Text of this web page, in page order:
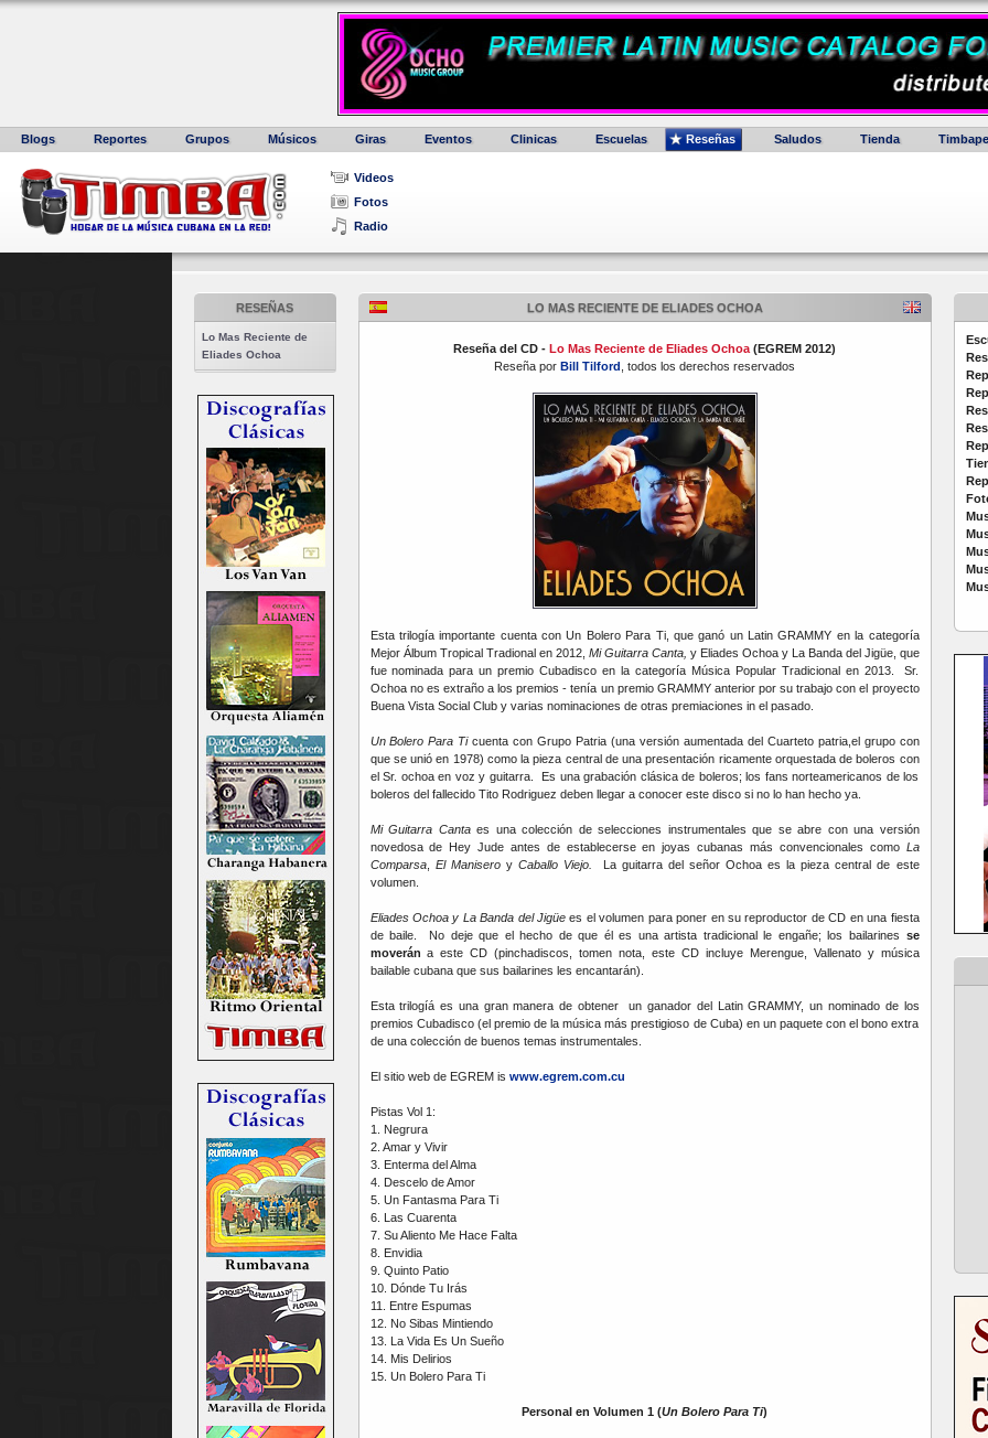
Blogs Reportes Grupos Músicos Giras Eventos Clinicas Escuelas Reseñas Saludos Tienda
Videos
Fotos
Radio
RESEÑAS
Lo Mas Reciente de
Eliades Ochoa
LO MAS RECIENTE DE ELIADES OCHOA
Reseña del CD - Lo Mas Reciente de Eliades Ochoa (EGREM 2012)
Reseña por Bill Tilford , todos los derechos reservados
Esta trilogía importante cuenta con Un Bolero Para Ti, que ganó un Latin GRAMMY en la categoría
Mejor Álbum Tropical Tradional en 2012, Mi Guitarra Canta, y Eliades Ochoa y La Banda del Jigüe, que
fue nominada para un premio Cubadisco en la categoría Música Popular Tradicional en 2013. Sr.
Ochoa no es extraño a los premios - tenía un premio GRAMMY anterior por su trabajo con el proyecto
Buena Vista Social Club y varias nominaciones de otras premiaciones in el pasado.
Un Bolero Para Ticuenta con Grupo Patria (una versión aumentada del Cuarteto patria,el grupo con
que se unió en 1978) como la pieza central de una presentación ricamente orquestada de boleros con
el Sr. ochoa en voz y guitarra. Es una grabación clásica de boleros; los fans norteamericanos de los
boleros del fallecido Tito Rodriguez deben llegar a conocer este disco si no lo han hecho ya.
Mi Guitarra Cantaes una colección de selecciones instrumentales que se abre con una versión
novedosa de Hey Jude antes de establecerse en joyas cubanas más convencionales como La
Comparsa, El Maniseroy Caballo Viejo. La guitarra del señor Ochoa es la pieza central de este
volumen.
Eliades Ochoa y La Banda del Jigüe es el volumen para poner en su reproductor de CD en una fiesta
de baile. No deje que el hecho de que él es una artista tradicional le engañe; los bailarines se
moverán a este CD (pinchadiscos, tomen nota, este CD incluye Merengue, Vallenato y música
bailable cubana que sus bailarines les encantarán).
Esta trilogíá es una gran manera de obtener un ganador del Latin GRAMMY, un nominado de los
premios Cubadisco (el premio de la música más prestigioso de Cuba) en un paquete con el bono extra
de una colección de buenos temas instrumentales.
El sitio web de EGREM is www.egrem.com.cu
Pistas Vol 1:
1. Negrura
2. Amar y Vivir
3. Enterma del Alma
4. Descelo de Amor
5. Un Fantasma Para Ti
6. Las Cuarenta
7. Su Aliento Me Hace Falta
8. Envidia
9. Quinto Patio
10. Dónde Tu Irás
11. Entre Espumas
12. No Sibas Mintiendo
13. La Vida Es Un Sueño
14. Mis Delirios
15. Un Bolero Para Ti
Personal en Volumen 1 (Un Bolero Para Ti)